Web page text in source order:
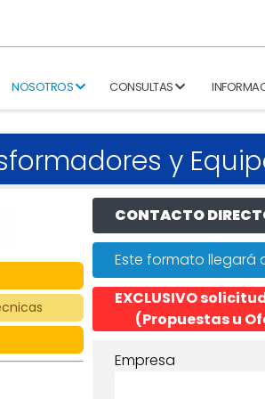
NOSOTROS CONSULTAS
y
CONTACTO
Este formato llegará
EXCLUSIVO
(Propuestas u
Empresa